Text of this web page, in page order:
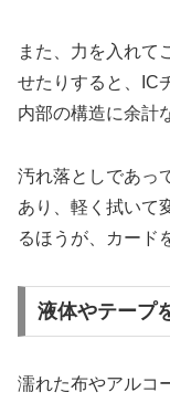
また、力を入れて
せたりすると、IC
内部の構造に余計
汚れ落としであっ
あり、軽く拭いて
るほうが、カード
液体やテープ
濡れた布やアルコ